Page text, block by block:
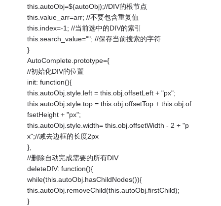
this.autoObj=$(autoObj);//DIV的根节点
this.value_arr=arr; //不要包含重复值
this.index=-1; //当前选中的DIV的索引
this.search_value=""; //保存当前搜索的字符
}
AutoComplete.prototype={
//初始化DIV的位置
init: function(){
this.autoObj.style.left = this.obj.offsetLeft + "px";
this.autoObj.style.top = this.obj.offsetTop + this.obj.of
fsetHeight + "px";
this.autoObj.style.width= this.obj.offsetWidth - 2 + "p
x";//减去边框的长度2px
},
//删除自动完成需要的所有DIV
deleteDIV: function(){
while(this.autoObj.hasChildNodes()){
this.autoObj.removeChild(this.autoObj.firstChild);
}